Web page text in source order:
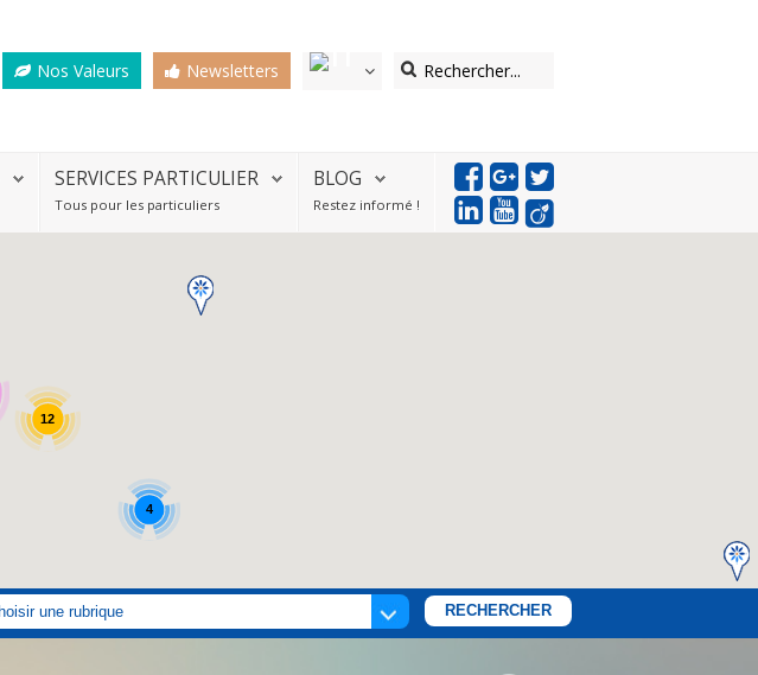
Nos Valeurs Newsletters
SERVICES PARTICULIER
Tous pour les particuliers
BLOG
Restez informé !
4
12